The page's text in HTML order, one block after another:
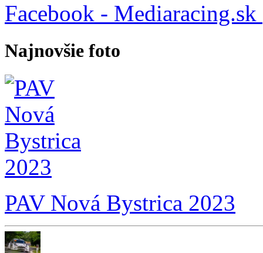
Facebook - Mediaracing.sk
Najnovšie foto
PAV Nová Bystrica 2023